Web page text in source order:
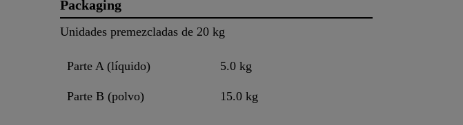
Packaging
Unidades premezcladas de 20 kg
Parte A (líquido) 5.0 kg
Parte B (polvo) 15.0 kg